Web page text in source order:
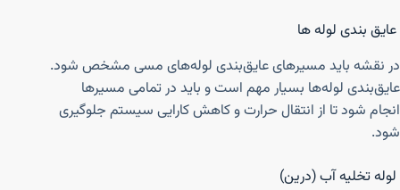
عایق‌ بندی لوله‌ ها
در نقشه باید مسیرهای عایق‌بندی لوله‌های مسی مشخص شود.
عایق‌بندی لوله‌ها بسیار مهم است و باید در تمامی مسیرها
انجام شود تا از انتقال حرارت و کاهش کارایی سیستم جلوگیری
شود.
لوله تخلیه آب (درین)